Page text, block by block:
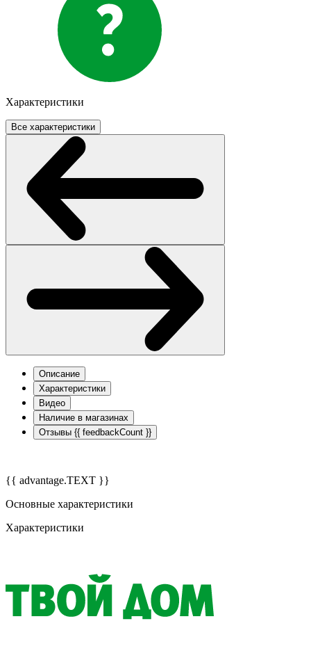
Характеристики
Все характеристики
Описание
Характеристики
Видео
Наличие в магазинах
Отзывы {{ feedbackCount }}
{{ advantage.TEXT }}
Основные характеристики
Характеристики